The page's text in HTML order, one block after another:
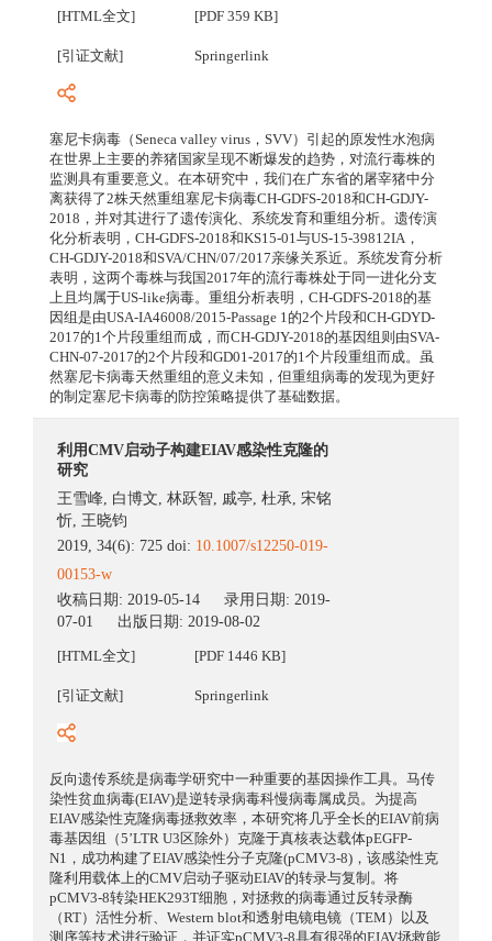
[HTML全文] [PDF 359 KB]
[引证文献] Springerlink
塞尼卡病毒（Seneca valley virus，SVV）引起的原发性水泡病
在世界上主要的养猪国家呈现不断爆发的趋势，对流行毒株的
监测具有重要意义。在本研究中，我们在广东省的屠宰猪中分
离获得了2株天然重组塞尼卡病毒CH-GDFS-2018和CH-GDJY-
2018，并对其进行了遗传演化、系统发育和重组分析。遗传演
化分析表明，CH-GDFS-2018和KS15-01与US-15-39812IA，
CH-GDJY-2018和SVA/CHN/07/2017亲缘关系近。系统发育分析
表明，这两个毒株与我国2017年的流行毒株处于同一进化分支
上且均属于US-like病毒。重组分析表明，CH-GDFS-2018的基
因组是由USA-IA46008/2015-Passage 1的2个片段和CH-GDYD-
2017的1个片段重组而成，而CH-GDJY-2018的基因组则由SVA-
CHN-07-2017的2个片段和GD01-2017的1个片段重组而成。虽
然塞尼卡病毒天然重组的意义未知，但重组病毒的发现为更好
的制定塞尼卡病毒的防控策略提供了基础数据。
利用CMV启动子构建EIAV感染性克隆的
研究
王雪峰, 白博文,林跃智, 戚亭,杜承,宋铭
忻, 王晓钧
2019, 34(6): 725 doi: 10.1007/s12250-019-
00153-w
收稿日期:2019-05-14 录用日期:2019-
07-01
出版日期:2019-08-02
[HTML全文] [PDF 1446 KB]
[引证文献] Springerlink
反向遗传系统是病毒学研究中一种重要的基因操作工具。马传
染性贫血病毒(EIAV)是逆转录病毒科慢病毒属成员。为提高
EIAV感染性克隆病毒拯救效率，本研究将几乎全长的EIAV前病
毒基因组（5’LTR U3区除外）克隆于真核表达载体pEGFP-
N1，成功构建了EIAV感染性分子克隆(pCMV3-8)，该感染性克
隆利用载体上的CMV启动子驱动EIAV的转录与复制。将
pCMV3-8转染HEK293T细胞，对拯救的病毒通过反转录酶
（RT）活性分析、Western blot和透射电镜电镜（TEM）以及
测序等技术进行验证，并证实pCMV3-8具有很强的EIAV拯救能